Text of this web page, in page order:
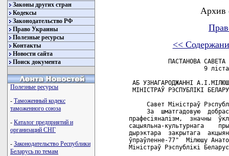
Законы других стран
Кодексы
Законодательство РФ
Право Украины
Полезные ресурсы
Контакты
Новости сайта
Поиск документа
Полезные ресурсы
- Таможенный кодекс
таможенного союза
- Каталог предприятий и
организаций СНГ
- Законодательство Республики
Беларусь по темам
Архив
<<
ПАСТАНОВА САВЕТА
9
АБ УЗНАГАРОДЖАННI
МIНIСТРАЎ РЭСПУБЛIКI
Савет Мiнiстраў
За  шматгадовую
прафесiяналiзм,  значны
сацыяльна-культурнага
дырэктара  закрытага
ўпраўленне-77"  Мiлюшу
Мiнiстраў Рэспублiкi